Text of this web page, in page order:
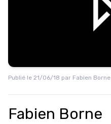
Publié le 21/06/18 par Fabien Borne
Fabien Borne